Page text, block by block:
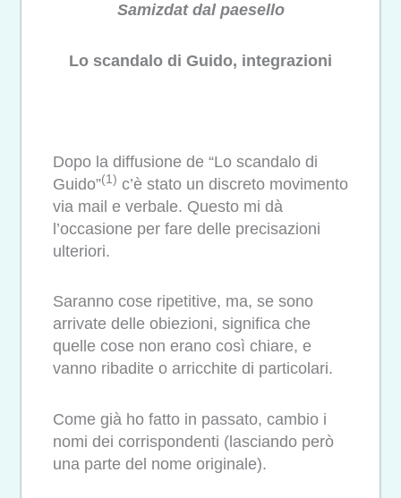
Samizdat dal paesello
Lo scandalo di Guido, integrazioni
Dopo la diffusione de “Lo scandalo di
Guido”(1) c’è stato un discreto movimento
via mail e verbale. Questo mi dà
l’occasione per fare delle precisazioni
ulteriori.
Saranno cose ripetitive, ma, se sono
arrivate delle obiezioni, significa che
quelle cose non erano così chiare, e
vanno ribadite o arricchite di particolari.
Come già ho fatto in passato, cambio i
nomi dei corrispondenti (lasciando però
una parte del nome originale).